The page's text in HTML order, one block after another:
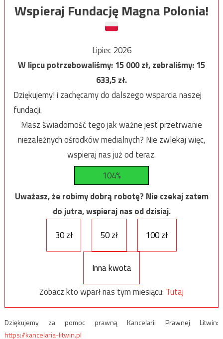
Wspieraj Fundację Magna Polonia!
Lipiec 2026
W lipcu potrzebowaliśmy:15 000zł, zebraliśmy:15
633,5zł.
Dziękujemy! i zachęcamy do dalszego wsparcia naszej
fundacji.
Masz świadomość tego jak ważne jest przetrwanie
niezależnych ośrodków medialnych? Nie zwlekaj więc,
wspieraj nas już od teraz.
104%
Uważasz, że robimy dobrą robotę? Nie czekaj zatem
do jutra, wspieraj nas od dzisiaj.
30 zł
50 zł 100 zł
Inna kwota
Zobacz kto wparł nas tym miesiącu: Tutaj
Dziękujemy za pomoc prawną Kancelarii Prawnej Litwin:
https://kancelaria-litwin.pl